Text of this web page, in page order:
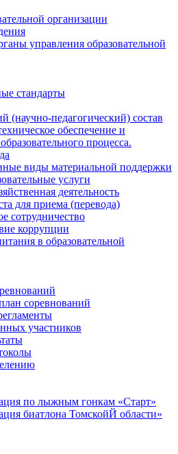
организации
управления образовательной
стандарты
(научно-педагогический) состав
обеспечение и
процесса.
виды материальной поддержки
услуги
деятельность
для приема (перевода)
сотрудничество
коррупции
в образовательной
соревнований
участников
по лыжным гонкам «Старт»
биатлона ТомскойЙ области»